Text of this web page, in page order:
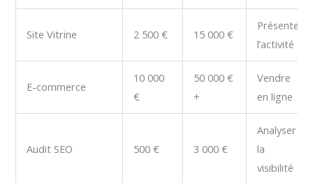
Site Vitrine 2 500 € 15 000 €
Présenter
l’activité
E-commerce
10 000
€
50 000 €
+
Vendre
en ligne
Audit SEO 500 € 3 000 €
Analyser
la
visibilité